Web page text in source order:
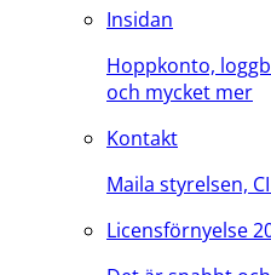
Insidan
Hoppkonto,
och mycket mer
Kontakt
Maila styrelsen,
Licensförnyelse